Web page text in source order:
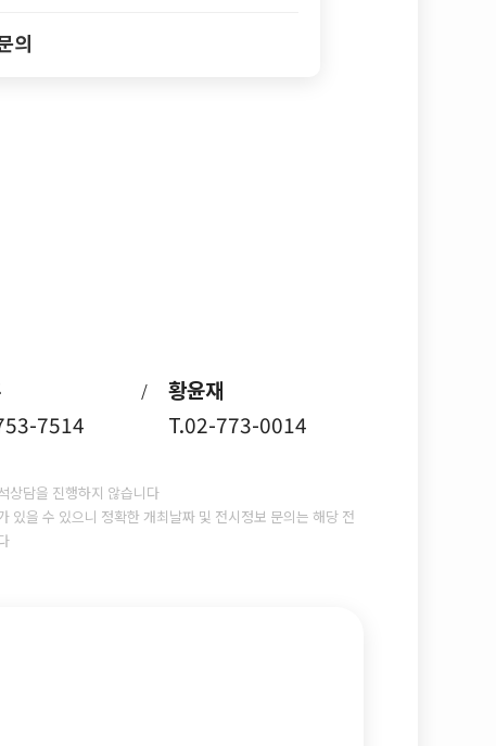
의
/
황윤재
7514
T.02-773-0014
상담을 진행하지 않습니다
있을 수 있으니 정확한 개최날짜 및 전시정보 문의는 해당 전